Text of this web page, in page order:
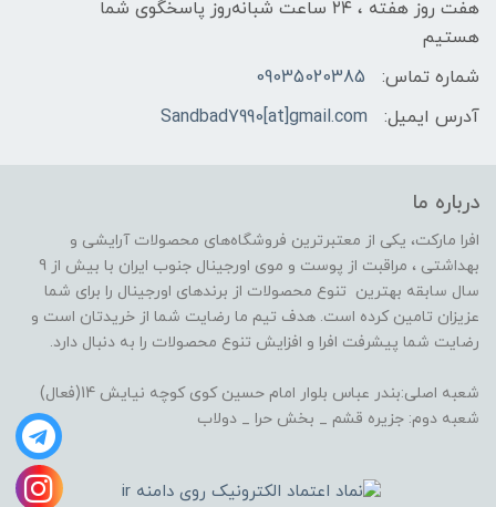
هفت روز هفته ، ۲۴ ساعت شبانه‌روز پاسخگوی شما
هستیم
شماره تماس:
09035020385
آدرس ایمیل:
Sandbad7990[at]gmail.com
درباره ما
افرا مارکت، یکی از معتبرترین فروشگاه‌های محصولات آرایشی و
بهداشتی ، مراقبت از پوست و موی اورجینال جنوب ایران با بیش از 9
سال سابقه بهترین تنوع محصولات از برندهای اورجینال را برای شما
عزیزان تامین کرده است. هدف تیم ما رضایت شما از خریدتان است و
رضایت شما پیشرفت افرا و افزایش تنوع محصولات را به دنبال دارد.
شعبه اصلی:بندر عباس بلوار امام حسین کوی کوچه نیایش 14(فعال)
شعبه دوم: جزیره قشم _ بخش حرا _ دولاب